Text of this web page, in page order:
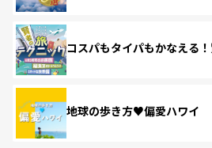
コスパもタイパもかなえる
地球の歩き方♥偏愛ハワイ